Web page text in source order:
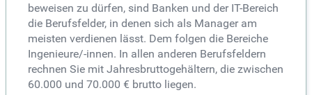
beweisen zu dürfen, sind Banken und der IT-Bereich
die Berufsfelder, in denen sich als Manager am
meisten verdienen lässt. Dem folgen die Bereiche
Ingenieure/-innen. In allen anderen Berufsfeldern
rechnen Sie mit Jahresbruttogehältern, die zwischen
60.000 und 70.000 € brutto liegen.